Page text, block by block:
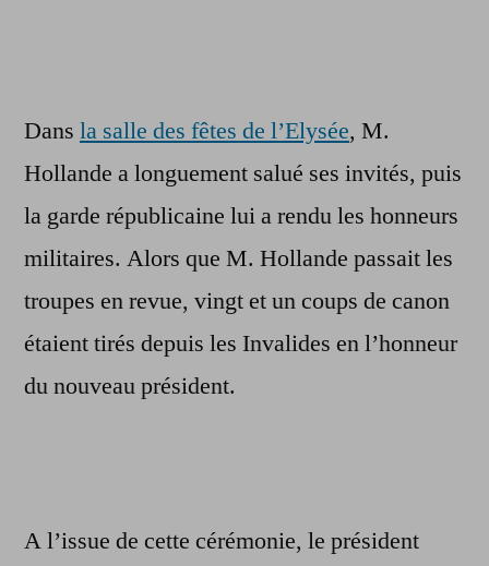
Dans la salle des fêtes de l’Elysée, M.
Hollande a longuement salué ses invités, puis
la garde républicaine lui a rendu les honneurs
militaires. Alors que M. Hollande passait les
troupes en revue, vingt et un coups de canon
étaient tirés depuis les Invalides en l’honneur
du nouveau président.
A l’issue de cette cérémonie, le président